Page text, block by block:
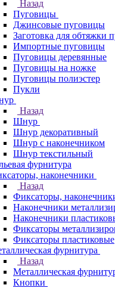
Назад
Пуговицы
Джинсовые пуговицы
Заготовка для обтяжки
Импортные пуговицы
Пуговицы деревянные
Пуговицы на ножке
Пуговицы полиэстер
Пукли
Назад
Шнур
Шнур декоративный
Шнур с наконечником
Шнур текстильный
фурнитура
наконечники
Назад
Фиксаторы,
Наконечники
Наконечники
Фиксаторы
Фиксаторы пластиковые
фурнитура
Назад
Металлическая
Кнопки